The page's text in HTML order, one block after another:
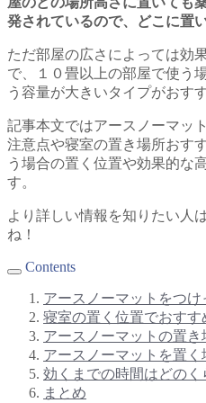
発されているので、どこに置
ただ部屋の広さによっては効
で、１０畳以上の部屋で使う
う容量が大きいタイプがおす
記事本文ではアースノーマッ
注意点や寝室の置き場所おす
う場合の置く位置や効果的な
す。
より詳しい情報を知りたい人
ね！
Contents
アースノーマットをつ
寝室の置く位置でおすす
アースノーマットの置き
アースノーマットを置
効くまでの時間はどのく
まとめ